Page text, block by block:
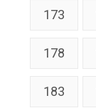
173
178
183